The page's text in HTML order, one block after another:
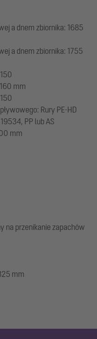
a dnem zbiornika: 1685
a dnem zbiornika: 1755
mm
Rury PE-HD
PP lub AS
mm
na przenikanie zapachów
mm